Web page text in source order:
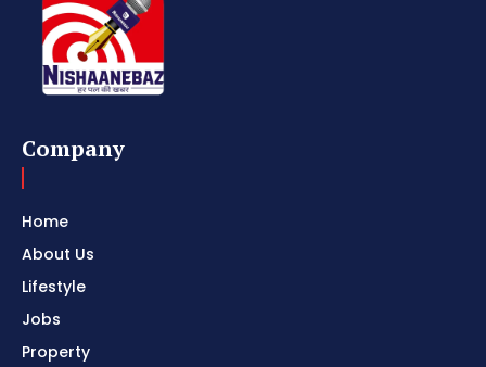
Company
Home
About Us
Lifestyle
Jobs
Property